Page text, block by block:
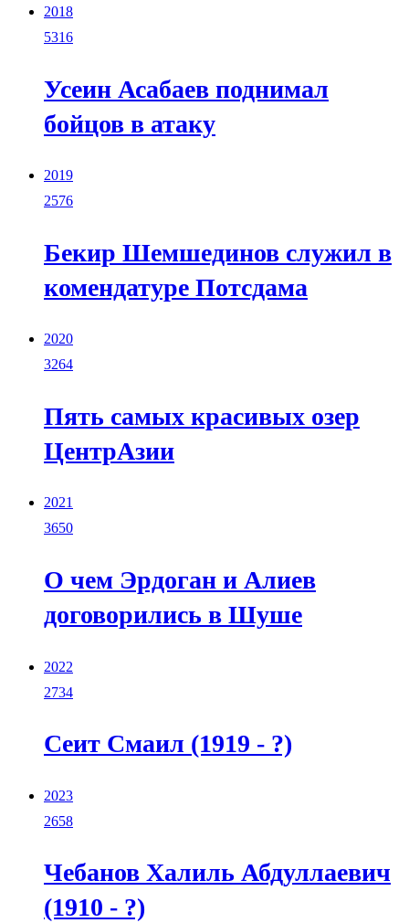
2018
5316
Усеин Асабаев поднимал
бойцов в атаку
2019
2576
Бекир Шемшединов служил в
комендатуре Потсдама
2020
3264
Пять самых красивых озер
ЦентрАзии
2021
3650
О чем Эрдоган и Алиев
договорились в Шуше
2022
2734
Сеит Смаил (1919 - ?)
2023
2658
Чебанов Халиль Абдуллаевич
(1910 - ?)